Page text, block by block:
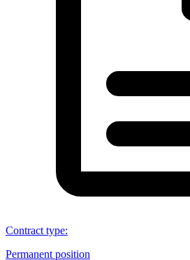
Contract type:
Permanent position